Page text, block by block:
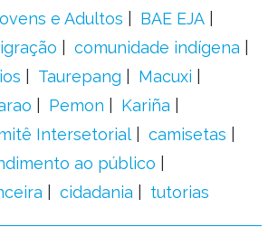
e Adultos
BAE EJA
comunidade indígena
Taurepang
Macuxi
Pemon
Kariña
Intersetorial
camisetas
ao público
cidadania tutorias